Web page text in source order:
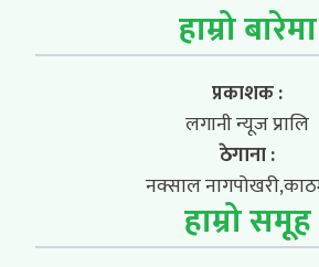
हाम्रो बारेमा
प्रकाशक :
लगानी न्यूज प्रालि
ठेगाना :
नक्साल
हाम्रो समूह